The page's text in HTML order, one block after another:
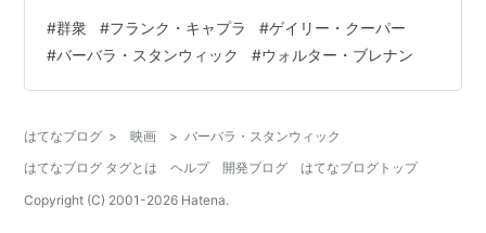
じめ10部門ノミネート、5部門受賞は「わが谷は緑なり
き」） しかも「市民ケーン」の評価は年々高まり 今では
映画史上最大の傑作と言われ「オールタイム・ベストテ
ます ですが、一見コメディ風なラブ・ロマンスですが 本
作の…
#群衆 #フランク・キャプラ #ゲイリー・クーパー
#バーバラ・スタンウィック #ウォルター・ブレナン
はてなブログ > 映画 > バーバラ・スタンウィック
はてなブログ タグとは
ヘルプ 開発ブログ
はてなブログトップ
Copyright (C) 2001-2026 Hatena.